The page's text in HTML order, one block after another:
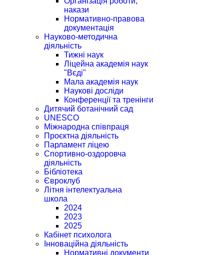
накази
Нормативно-правова
документація
Науково-методична
діяльність
Тижні наук
Ліцейна академія наук
"Вєді"
Мала академія наук
Наукові досліди
Конференції та тренінги
Дитячий ботанічний сад
UNESCO
Міжнародна співпраця
Проєктна діяльність
Парламент ліцею
Спортивно-оздоровча
діяльність
Бібліотека
Євроклуб
Літня інтелектуальна
школа
2024
2023
2025
Кабінет психолога
Інноваційна діяльність
Нормативні документи